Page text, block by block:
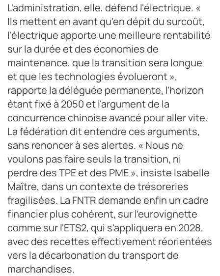
L'administration, elle, défend l'électrique. «
Ils mettent en avant qu'en dépit du surcoût,
l'électrique apporte une meilleure rentabilité
sur la durée et des économies de
maintenance, que la transition sera longue
et que les technologies évolueront »,
rapporte la déléguée permanente, l'horizon
étant fixé à 2050 et l'argument de la
concurrence chinoise avancé pour aller vite.
La fédération dit entendre ces arguments,
sans renoncer à ses alertes. « Nous ne
voulons pas faire seuls la transition, ni
perdre des TPE et des PME », insiste Isabelle
Maître, dans un contexte de trésoreries
fragilisées. La FNTR demande enfin un cadre
financier plus cohérent, sur l'eurovignette
comme sur l'ETS2, qui s'appliquera en 2028,
avec des recettes effectivement réorientées
vers la décarbonation du transport de
marchandises.